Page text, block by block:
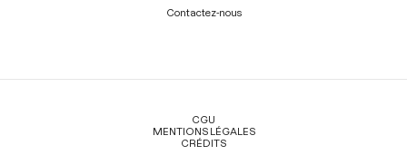
Contactez-nous
Légal
CGU
MENTIONS LÉGALES
CRÉDITS